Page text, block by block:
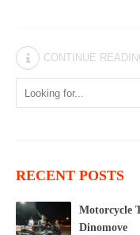
CONTINUE
RECENT POSTS
Motorcycle
Dinomove